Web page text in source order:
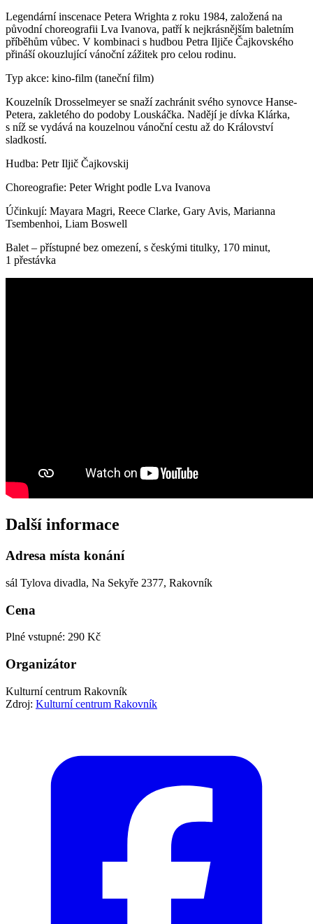
Legendární inscenace Petera Wrighta z roku 1984, založená na
původní choreografii Lva Ivanova, patří k nejkrásnějším baletním
příběhům vůbec. V kombinaci s hudbou Petra Iljiče Čajkovského
přináší okouzlující vánoční zážitek pro celou rodinu.
Typ akce: kino-film (taneční film)
Kouzelník Drosselmeyer se snaží zachránit svého synovce Hanse-
Petera, zakletého do podoby Louskáčka. Nadějí je dívka Klárka,
s níž se vydává na kouzelnou vánoční cestu až do Království
sladkostí.
Hudba: Petr Iljič Čajkovskij
Choreografie: Peter Wright podle Lva Ivanova
Účinkují: Mayara Magri, Reece Clarke, Gary Avis, Marianna
Tsembenhoi, Liam Boswell
Balet – přístupné bez omezení, s českými titulky, 170 minut,
1 přestávka
Další informace
Adresa místa konání
sál Tylova divadla, Na Sekyře 2377, Rakovník
Cena
Plné vstupné: 290 Kč
Organizátor
Kulturní centrum Rakovník
Zdroj: Kulturní centrum Rakovník